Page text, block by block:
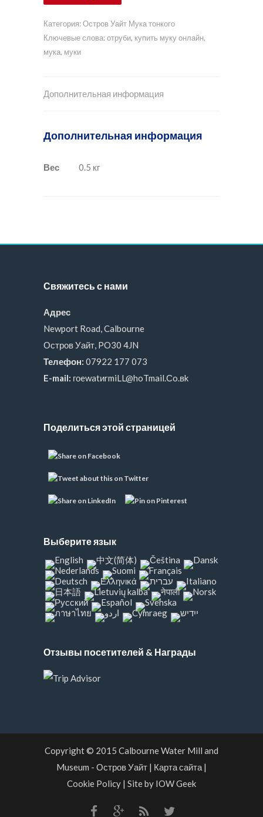
Категория:Остров Уайт Мука тонкого
Ключевые слова:отруби, купить муку онлайн,
мука, муки
Дополнительная информация
Дополнительная информация
Вес 0.5 кг
Свяжитесь с нами
Адрес
Newport Road, Calbourne
Остров Уайт, PO30 4JN
Телефон: 07922 177 073
E-mail: гоewatиrmiLL@hoTmail.Сo.вk
Поделиться этой страницей
Выберите язык
Отзывы посетителей & Награды
Copyright © 2015 Calbourne Water Mill and
Museum - Остров Уайт | Карта сайта |
Cookie Policy | Site by IOW Geek